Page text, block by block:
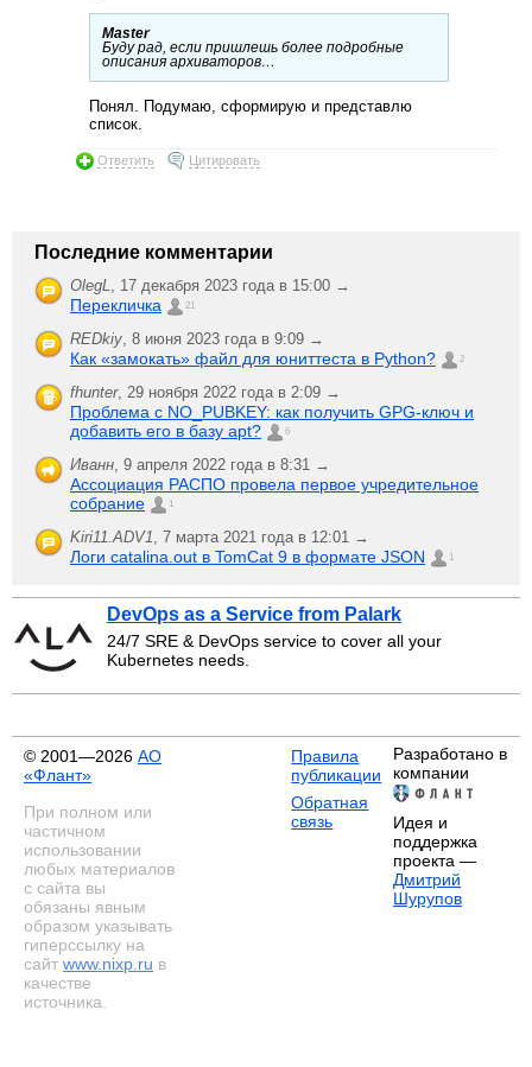
Master
Буду рад, если пришлешь более подробные
описания архиваторов…
Понял. Подумаю, сформирую и представлю
список.
Ответить Цитировать
Последние комментарии
OlegL 17 декабря 2023 года в 15:00 →
Перекличка 21
REDkiy 8 июня 2023 года в 9:09 →
Как «замокать» файл для юниттеста в Python? 2
fhunter, 29 ноября 2022 года в 2:09 →
Проблема с NO_PUBKEY: как получить GPG-ключ и
добавить его в базу apt?
6
Иванн 9 апреля 2022 года в 8:31 →
Ассоциация РАСПО провела первое учредительное
собрание
1
Kiri11.ADV1 7 марта 2021 года в 12:01 →
Логи catalina.out в TomCat 9 в формате JSON 1
DevOps as a Service from Palark
24/7 SRE & DevOps service to cover all your
Kubernetes needs.
© 2001—2026 АО
«Флант»
При полном или
частичном
использовании
любых материалов
с сайта вы
обязаны явным
образом указывать
гиперссылку на
сайт www.nixp.ru в
качестве
источника.
Правила
публикации
Обратная
связь
Разработано в
компании
Идея и
поддержка
проекта —
Дмитрий
Шурупов